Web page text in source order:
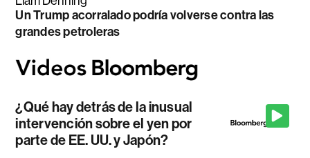
Un Trump acorralado podría volverse contra las
grandes petroleras
¿Qué hay detrás de la inusual
intervención sobre el yen por
parte de EE. UU. y Japón?